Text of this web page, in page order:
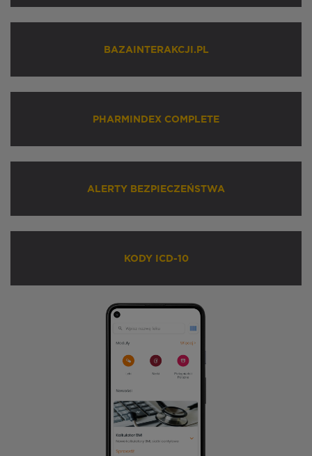
BAZAINTERAKCJI.PL
PHARMINDEX COMPLETE
ALERTY BEZPIECZEŃSTWA
KODY ICD-10